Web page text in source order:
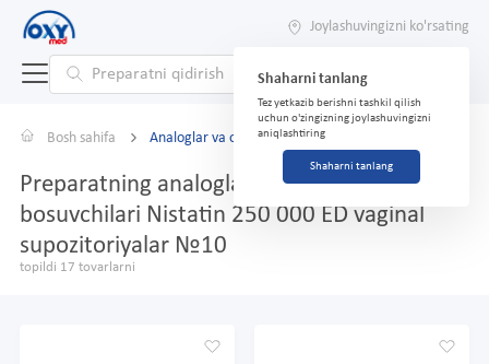
Joylashuvingizni ko'rsating
Shaharni tanlang
Tez yetkazib berishni tashkil qilish
uchun o'zingizning joylashuvingizni
aniqlashtiring
Shaharni tanlang
Bosh sahifa Analoglar va o'rnini bosuvchilar
Preparatning analoglari va o'rnini
bosuvchilari Nistatin 250 000 ED vaginal
supozitoriyalar №10
topildi 17 tovarlarni